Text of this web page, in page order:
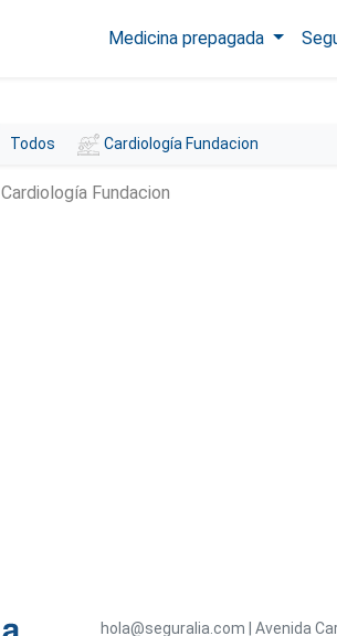
Medicina prepagada
Todos Cardiología Fundacion
Cardiología Fundacion
hola@seguralia.com Avenida